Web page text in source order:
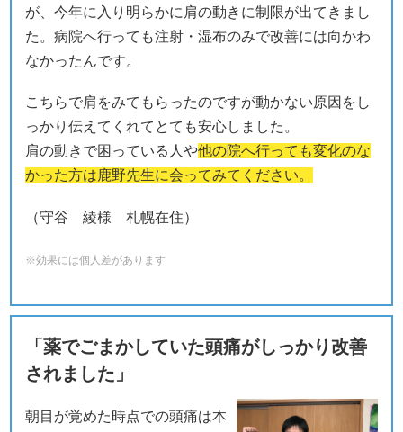
が、今年に入り明らかに肩の動きに制限が出てきまし
た。病院へ行っても注射・湿布のみで改善には向かわ
なかったんです。
こちらで肩をみてもらったのですが動かない原因をし
っかり伝えてくれてとても安心しました。
肩の動きで困っている人や他の院へ行っても変化のな
かった方は鹿野先生に会ってみてください。
（守谷 綾様 札幌在住）
※効果には個人差があります
「薬でごまかしていた頭痛がしっかり改善
されました」
朝目が覚めた時点での頭痛は本